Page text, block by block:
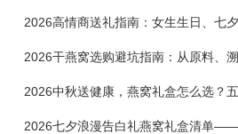
2026中秋送健康，燕窝礼盒怎么选？